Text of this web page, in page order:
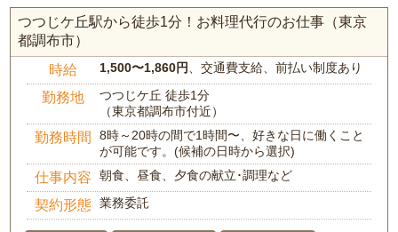
つつじケ丘駅から徒歩1分！お料理代行のお仕事（東京
都調布市）
時給 1,500〜1,860円 、交通費支給、前払い制度あり
勤務地
つつじケ丘 徒歩1分
（東京都調布市付近）
勤務時間
8時～20時の間で1時間〜、好きな日に働くこと
が可能です。(候補の日時から選択)
仕事内容 朝食、昼食、夕食の献立･調理など
契約形態 業務委託